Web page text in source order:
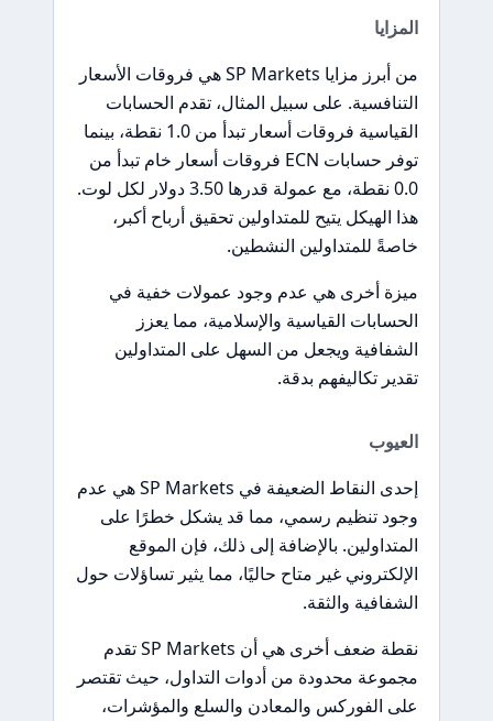
المزايا
من أبرز مزايا SP Markets هي فروقات الأسعار
التنافسية. على سبيل المثال، تقدم الحسابات
القياسية فروقات أسعار تبدأ من 1.0 نقطة، بينما
توفر حسابات ECN فروقات أسعار خام تبدأ من
0.0 نقطة، مع عمولة قدرها 3.50 دولار لكل لوت.
هذا الهيكل يتيح للمتداولين تحقيق أرباح أكبر،
خاصةً للمتداولين النشطين.
ميزة أخرى هي عدم وجود عمولات خفية في
الحسابات القياسية والإسلامية، مما يعزز
الشفافية ويجعل من السهل على المتداولين
تقدير تكاليفهم بدقة.
العيوب
إحدى النقاط الضعيفة في SP Markets هي عدم
وجود تنظيم رسمي، مما قد يشكل خطرًا على
المتداولين. بالإضافة إلى ذلك، فإن الموقع
الإلكتروني غير متاح حاليًا، مما يثير تساؤلات حول
الشفافية والثقة.
نقطة ضعف أخرى هي أن SP Markets تقدم
مجموعة محدودة من أدوات التداول، حيث تقتصر
على الفوركس والمعادن والسلع والمؤشرات،